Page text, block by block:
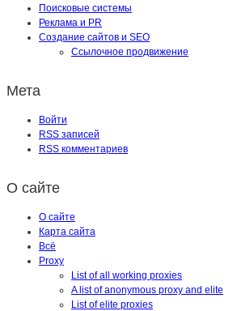
Поисковые системы
Реклама и PR
Создание сайтов и SEO
Ссылочное продвижение
Мета
Войти
RSS записей
RSS комментариев
О сайте
О сайте
Карта сайта
Всё
Proxy
List of all working proxies
A list of anonymous proxy and elite
List of elite proxies